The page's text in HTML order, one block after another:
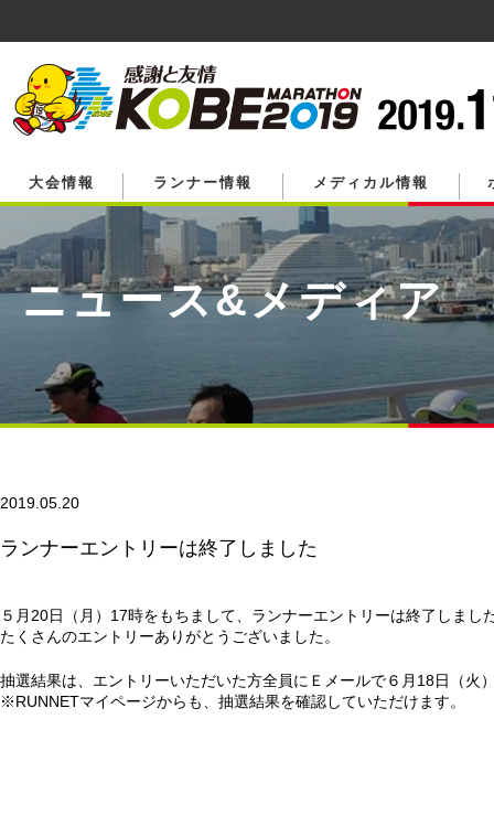
す。
大会情報 ランナー情報 メディカル情報
ニュース&メディア
2019.05.20
ランナーエントリーは終了しました
５月20日（月）17時をもちまして、ランナーエントリーは終了しまし
たくさんのエントリーありがとうございました。
抽選結果は、エントリーいただいた方全員にＥメールで６月18日（火
※RUNNETマイページからも、抽選結果を確認していただけます。